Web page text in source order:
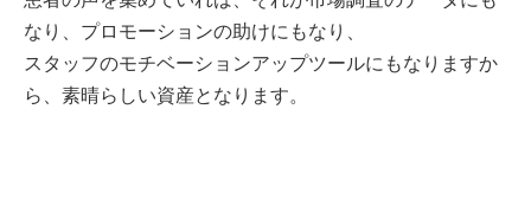
なり、プロモーションの助けにもなり、
スタッフのモチベーションアップツールにもなりますか
ら、素晴らしい資産となります。